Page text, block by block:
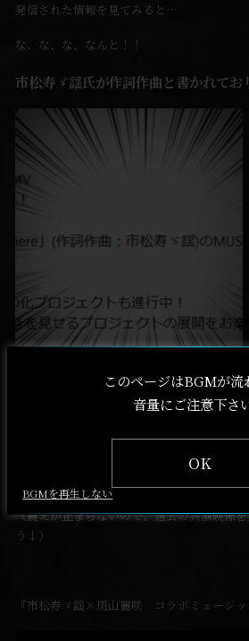
発信された情報を見てみると…
な、な、な、なんと！！
市松寿ゞ謡氏が作詞作曲と書かれてお
市松寿ゞ謡氏と言えば、Lisaと度々共演し
まさかALISAの楽曲制作に携わっていらっし
ん！！
（震えが止まらないので、過去の共演映像
う↓）
『市松寿ゞ謡×斑山麗咲 コラボミュージッ
このページはBGMが流
音量にご注意下さい
OK
BGMを再生しない